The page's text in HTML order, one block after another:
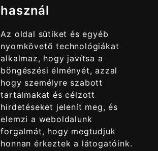
használ
Az oldal sütiket és egyéb
nyomkövető technológiákat
alkalmaz, hogy javítsa a
böngészési élményét, azzal
hogy személyre szabott
tartalmakat és célzott
hirdetéseket jelenít meg, és
elemzi a weboldalunk
forgalmát, hogy megtudjuk
honnan érkeztek a látogatóink.